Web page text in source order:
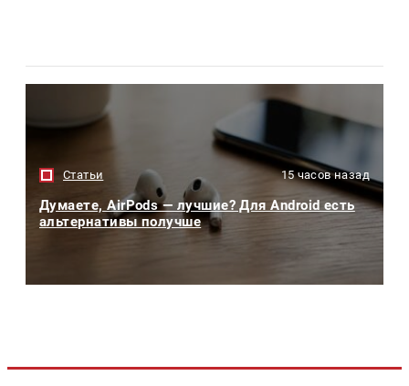
Статьи 15 часов назад
Думаете, AirPods — лучшие? Для Android есть
альтернативы получше